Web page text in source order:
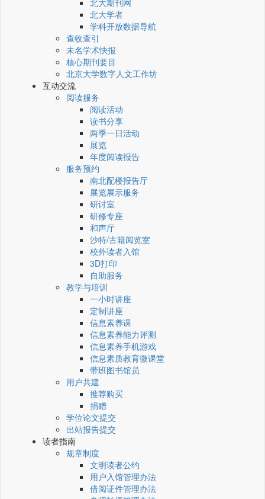
北大期刊网
北大学者
学科开放数据导航
查收查引
未名学术快报
核心期刊要目
北京大学数字人文工作坊
互动交流
阅读服务
阅读活动
读书分享
两季一日活动
展览
年度阅读报告
服务预约
南北配楼报告厅
展览展示服务
研讨室
研修专座
和声厅
沙特/古籍阅览室
校外读者入馆
3D打印
自助服务
教学与培训
一小时讲座
定制讲座
信息素养课
信息素养能力评测
信息素养手机游戏
信息素质教育微课堂
带班图书馆员
用户共建
推荐购买
捐赠
学位论文提交
出站报告提交
读者指南
规章制度
文明读者公约
用户入馆管理办法
借阅证件管理办法